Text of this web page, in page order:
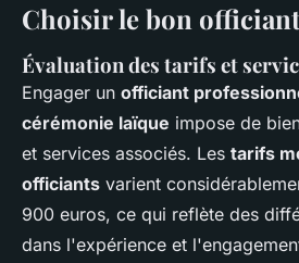
Choisir le bon
Évaluation des tarifs et
Engager un officiant
cérémonie laïque impose de
et services associés. Les tarifs
officiants varient
900 euros, ce qui reflète des
dans l'expérience et